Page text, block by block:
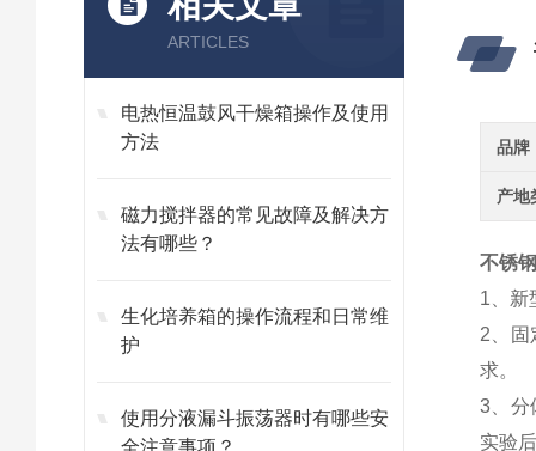
ARTICLES
电热恒温鼓风干燥箱操作及使用
方法
磁力搅拌器的常见故障及解决方
法有哪些？
生化培养箱的操作流程和日常维
护
使用分液漏斗振荡器时有哪些安
全注意事项？
品牌
产地
不锈
1、新
2、固
求。
3、分
实验